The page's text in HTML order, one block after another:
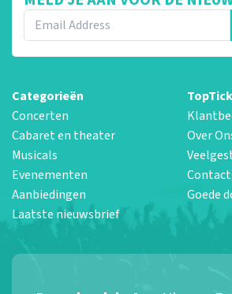
Categorieën
Concerten
Cabaret en theater
Musicals
Evenementen
Aanbiedingen
Laatste nieuwsbrief
Over
Goede